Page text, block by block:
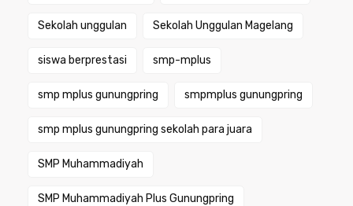
Sekolah unggulan Sekolah Unggulan Magelang
siswa berprestasi smp-mplus
smp mplus gunungpring smpmplus gunungpring
smp mplus gunungpring sekolah para juara
SMP Muhammadiyah
SMP Muhammadiyah Plus Gunungpring